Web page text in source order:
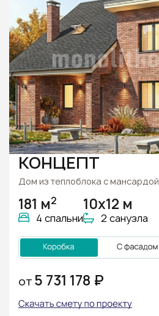
КОНЦЕПТ
Дом из теплоблока с мансардой
181 м2
4 спальни
10x12 м
2 санузла
ОТ 5 731 178 ₽